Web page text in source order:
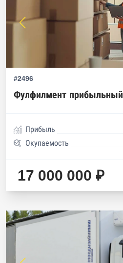
#2496
Фулфилмент прибыльный
Прибыль
Окупаемость
17 000 000 ₽